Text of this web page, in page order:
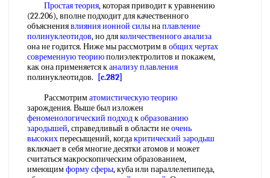
Простая теория, которая приводит к уравнению
(22.206), вполне подходит для качественного
объяснениявлияния ионной силынаплавление
полинуклеотидов, но дляколичественного анализа
она не годится. Ниже мы рассмотрим в общих чертах
современную теориюполиэлектролитов и покажем,
как она применяется канализу плавления
полинуклеотидов.
[c.282]
Рассмотриматомистическую теорию
зарождения. Выше был изложен
феноменологический подходкобразованию
зародышей, справедливый в области неочень
высокихпересыщений, когдакритический зародыш
включает в себя многие десятки атомов и может
считаться макроскопическим образованием,
имеющимформу сферы, куба или параллелепипеда,